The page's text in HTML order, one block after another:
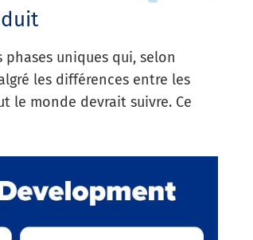
uniques qui, selon
les différences entre les
le monde devrait suivre. Ce